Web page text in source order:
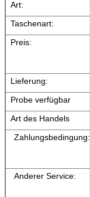
Art:
Taschenart:
Preis:
Lieferung:
Probe verfügbar
Art des Handels
Zahlungsbedingung:
Anderer Service: